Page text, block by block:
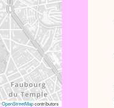
OpenStreetMapcontributors